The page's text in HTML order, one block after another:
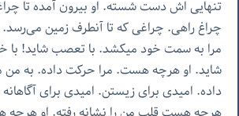
تنهایی اش دست شسته. او بیرون آمده تا
چراغ راهی. چراغی که تا آنطرف زمین
مرا به سمت خود میکشد. با تعصب شاید! با
شاید. او هرچه هست. مرا حرکت داده. به
داده. امیدی برای زیستن. امیدی برای